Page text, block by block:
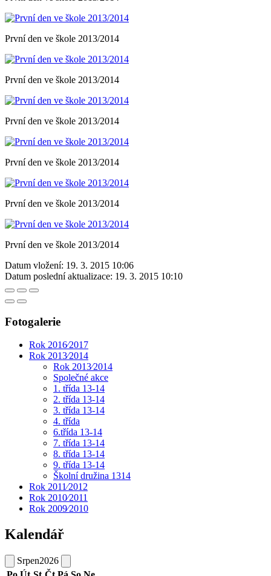
První den ve škole 2013/2014
První den ve škole 2013/2014
První den ve škole 2013/2014
První den ve škole 2013/2014
První den ve škole 2013/2014
První den ve škole 2013/2014
Datum vložení: 19. 3. 2015 10:06
Datum poslední aktualizace: 19. 3. 2015 10:10
Fotogalerie
Rok 2016⁄2017
Rok 2013⁄2014
Rok 2013⁄2014
Společné akce
1. třída 13-14
2. třída 13-14
3. třída 13-14
4. třída
6.třída 13-14
7. třída 13-14
8. třída 13-14
9. třída 13-14
Školní družina 1314
Rok 2011⁄2012
Rok 2010⁄2011
Rok 2009⁄2010
Kalendář
Srpen2026